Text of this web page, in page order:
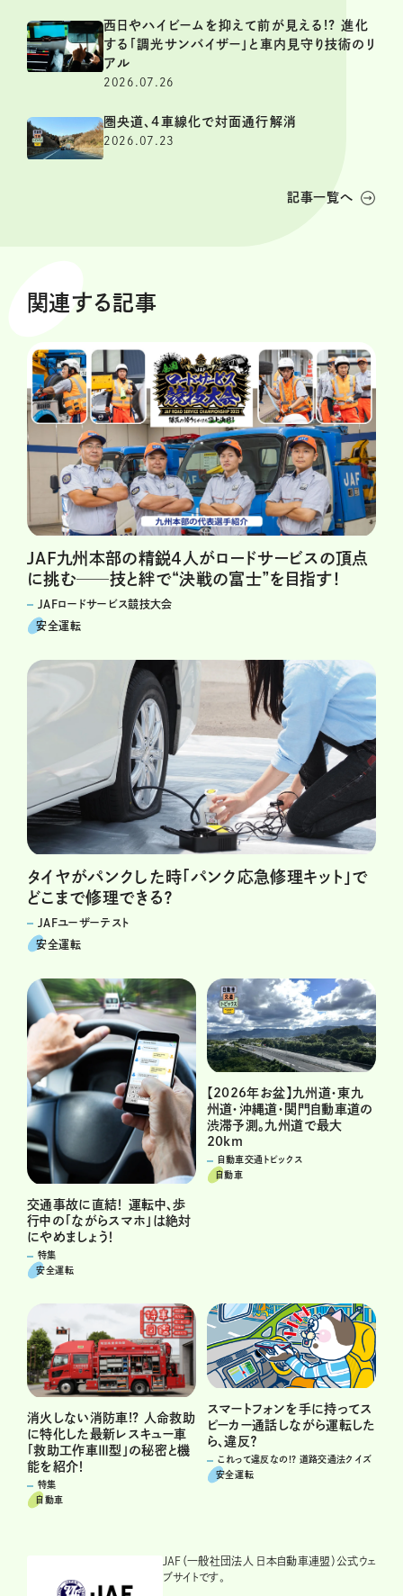
西日やハイビームを抑えて前が見える!? 進化
する「調光サンバイザー」と車内見守り技術のリ
アル
2026.07.26
圏央道、4車線化で対面通行解消
2026.07.23
記事一覧へ
関連する記事
JAF九州本部の精鋭4人がロードサービスの頂点
に挑む──技と絆で“決戦の富士”を目指す！
JAFロードサービス競技大会
安全運転
タイヤがパンクした時「パンク応急修理キット」で
どこまで修理できる？
JAFユーザーテスト
安全運転
交通事故に直結！ 運転中、歩
行中の「ながらスマホ」は絶対
にやめましょう！
特集
安全運転
【2026年お盆】九州道・東九
州道・沖縄道・関門自動車道の
渋滞予測。九州道で最大
20km
自動車交通トピックス
自動車
消火しない消防車!? 人命救助
に特化した最新レスキュー車
「救助工作車Ⅲ型」の秘密と機
能を紹介！
特集
自動車
スマートフォンを手に持ってス
ピーカー通話しながら運転した
ら、違反？
これって違反なの!? 道路交通法クイズ
安全運転
JAF（一般社団法人 日本自動車連盟）公式ウェ
ブサイトです。